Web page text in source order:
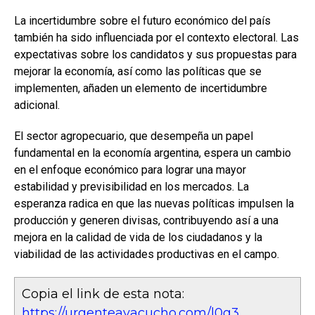
La incertidumbre sobre el futuro económico del país
también ha sido influenciada por el contexto electoral. Las
expectativas sobre los candidatos y sus propuestas para
mejorar la economía, así como las políticas que se
implementen, añaden un elemento de incertidumbre
adicional.
El sector agropecuario, que desempeña un papel
fundamental en la economía argentina, espera un cambio
en el enfoque económico para lograr una mayor
estabilidad y previsibilidad en los mercados. La
esperanza radica en que las nuevas políticas impulsen la
producción y generen divisas, contribuyendo así a una
mejora en la calidad de vida de los ciudadanos y la
viabilidad de las actividades productivas en el campo.
Copia el link de esta nota: